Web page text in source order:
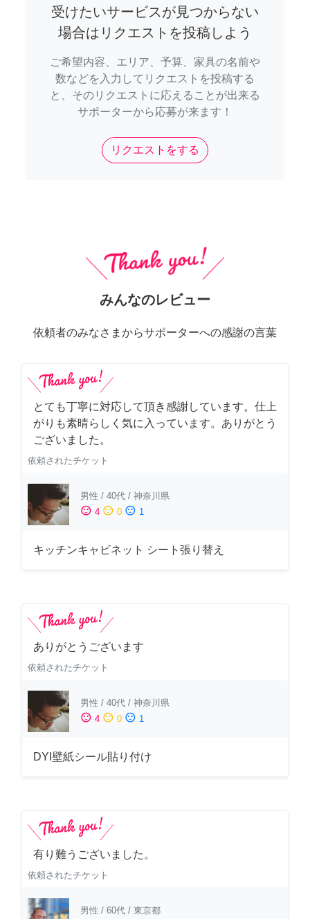
受けたいサービスが見つからない
場合はリクエストを投稿しよう
ご希望内容、エリア、予算、家具の名前や
数などを入力してリクエストを投稿する
と、そのリクエストに応えることが出来る
サポーターから応募が来ます！
リクエストをする
みんなのレビュー
依頼者のみなさまからサポーターへの感謝の言葉
とても丁寧に対応して頂き感謝しています。仕上
がりも素晴らしく気に入っています。ありがとう
ございました。
依頼されたチケット
男性 / 40代 / 神奈川県
sentiment_satisfied 4 sentiment_neutral 0 sentiment_dissatisfied 1
キッチンキャビネット シート張り替え
ありがとうございます
依頼されたチケット
男性 / 40代 / 神奈川県
sentiment_satisfied 4 sentiment_neutral 0 sentiment_dissatisfied 1
DYI壁紙シール貼り付け
有り難うございました。
依頼されたチケット
男性 / 60代 / 東京都